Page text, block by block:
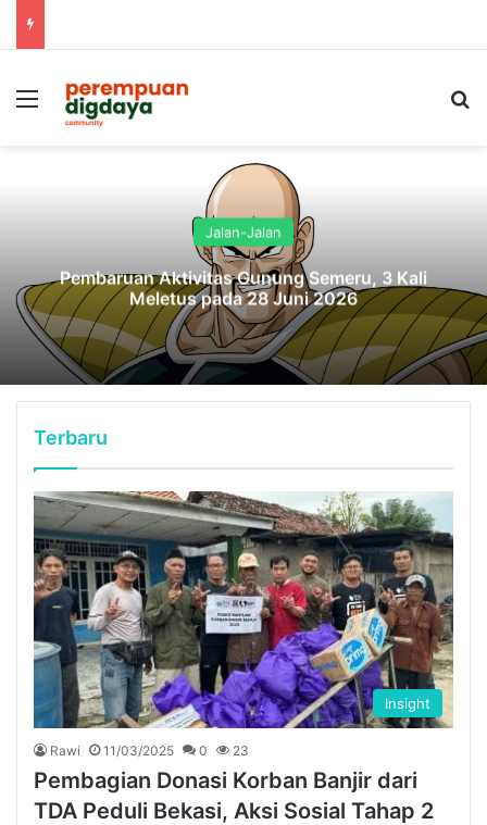
Menu
Jalan-Jalan
Pembaruan Aktivitas Gunung Semeru, 3 Kali
Meletus pada 28 Juni 2026
Terbaru
Insight
Rawi 11/03/2025 0 23
Pembagian Donasi Korban Banjir dari
TDA Peduli Bekasi, Aksi Sosial Tahap 2